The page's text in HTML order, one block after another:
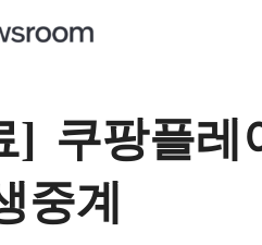
] 쿠팡플
중계